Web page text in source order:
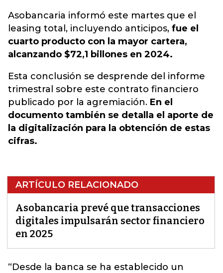
Asobancaria informó este martes que el
leasing total, incluyendo anticipos, fue el
cuarto producto con la mayor cartera,
alcanzando $72,1 billones en 2024.
Esta conclusión se desprende del informe
trimestral sobre este contrato financiero
publicado por la agremiación. En el
documento también se detalla el aporte de
la digitalización para la obtención de estas
cifras.
ARTÍCULO RELACIONADO
Asobancaria prevé que transacciones
digitales impulsarán sector financiero
en 2025
“Desde la banca se ha establecido un